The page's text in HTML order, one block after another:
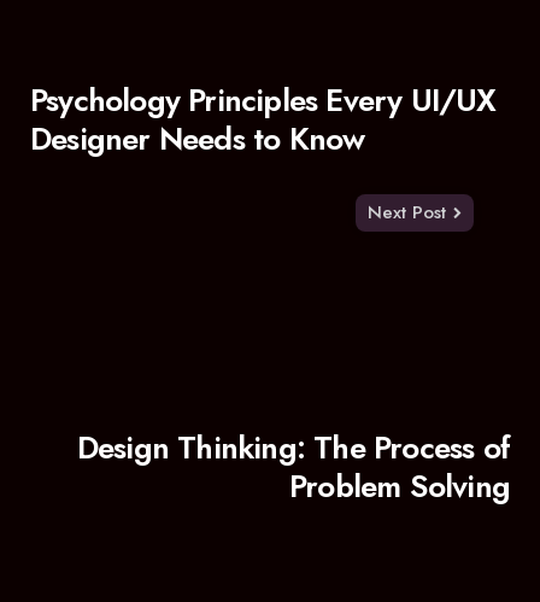
Psychology Principles Every UI/UX
Designer Needs to Know
Next Post
Design Thinking: The Process of
Problem Solving